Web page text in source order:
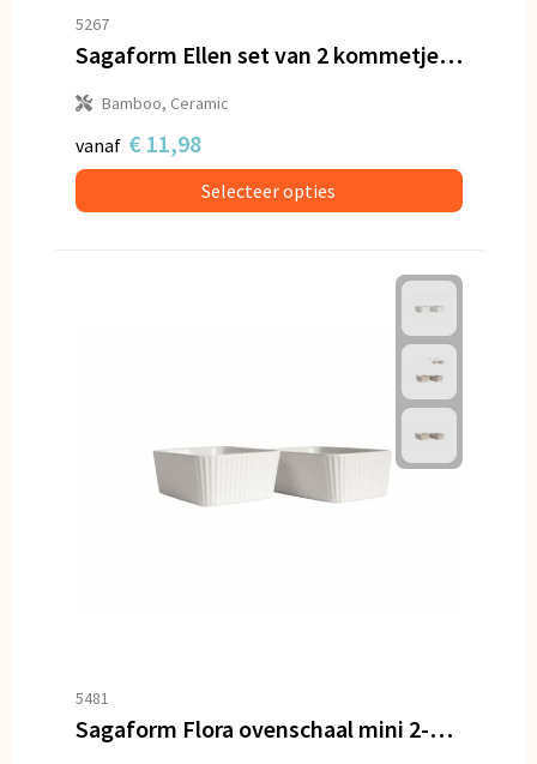
5267
Sagaform Ellen set van 2 kommetjes met bamboe lepeltjes en tray
Bamboo, Ceramic
vanaf € 11,98
Selecteer opties
5481
Sagaform Flora ovenschaal mini 2-delig